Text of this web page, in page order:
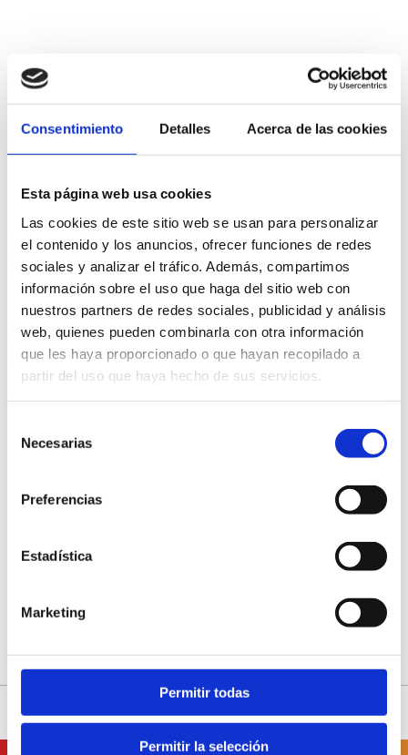
Consentimiento Detalles Acerca de las cookies
Esta página web usa cookies
Las cookies de este sitio web se usan para personalizar
el contenido y los anuncios, ofrecer funciones de redes
sociales y analizar el tráfico. Además, compartimos
información sobre el uso que haga del sitio web con
nuestros partners de redes sociales, publicidad y análisis
web, quienes pueden combinarla con otra información
que les haya proporcionado o que hayan recopilado a
partir del uso que haya hecho de sus servicios.
Necesarias
Preferencias
Estadística
Marketing
Permitir todas
Permitir la selección
Otras empresas de interés
Restaurante Font De Sant Pere
EL BALLESTAR